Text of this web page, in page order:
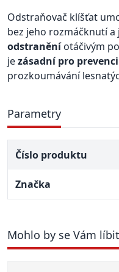
Odstraňovač klíšťat
bez jeho rozmáčknutí a
odstraněníotáčivým
jezásadní pro
prozkoumávání
Parametry
Číslo produktu
Značka
Mohlo by se Vám líbit